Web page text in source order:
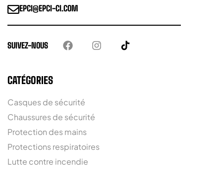
EPCI@EPCI-CI.COM
SUIVEZ-NOUS
CATÉGORIES
Casques de sécurité
Chaussures de sécurité
Protection des mains
Protections respiratoires
Lutte contre incendie